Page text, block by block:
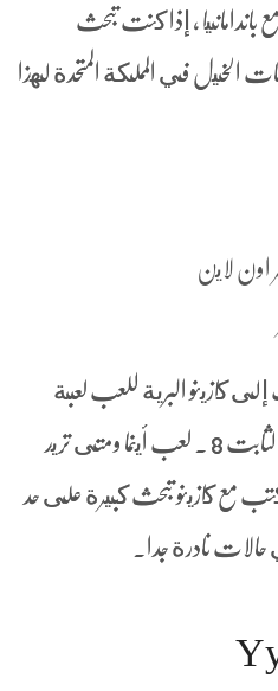
، إذا كنت تبحث
الخيل في المملكة المتحدة لهذا
اون لاين
كازينو البرية للعب لعبة
الطاولة المفضلة لديك، ومع الثابت 8 . لعب أينما ومتى تريد
مع كازينو تبحث كبيرة على حد
نادرة جدا.